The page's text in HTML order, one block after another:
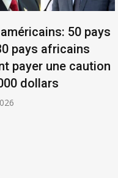
50 pays
pays africains
payer une caution
dollars